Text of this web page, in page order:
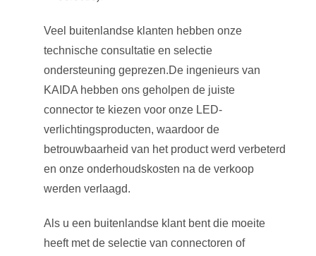
Veel buitenlandse klanten hebben onze
technische consultatie en selectie
ondersteuning geprezen.De ingenieurs van
KAIDA hebben ons geholpen de juiste
connector te kiezen voor onze LED-
verlichtingsproducten, waardoor de
betrouwbaarheid van het product werd verbeterd
en onze onderhoudskosten na de verkoop
werden verlaagd.
Als u een buitenlandse klant bent die moeite
heeft met de selectie van connectoren of